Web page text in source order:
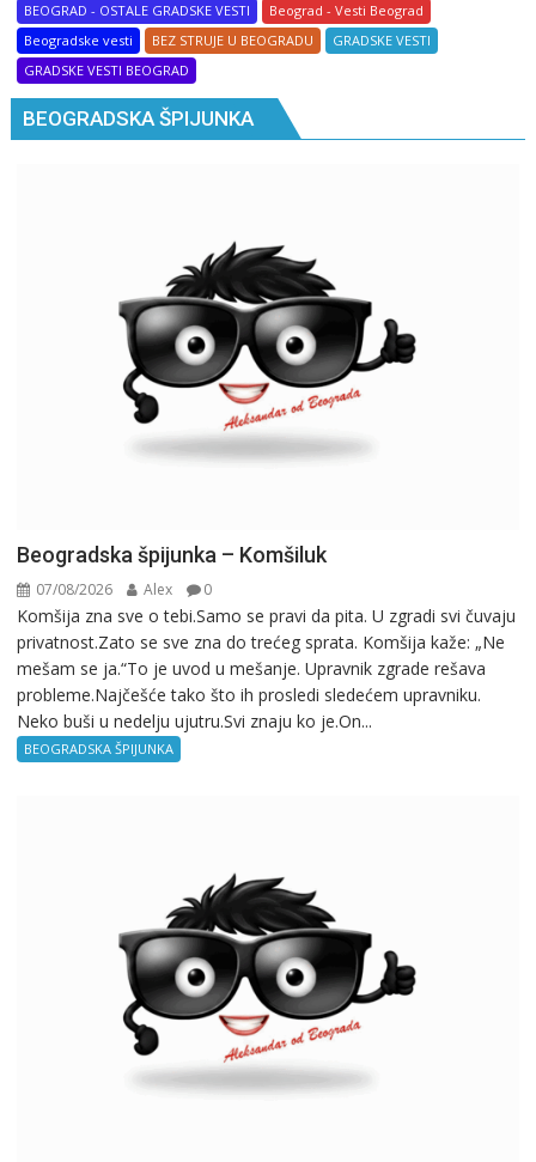
BEOGRAD - OSTALE GRADSKE VESTI
Beograd - Vesti Beograd
Beogradske vesti
BEZ STRUJE U BEOGRADU
GRADSKE VESTI
GRADSKE VESTI BEOGRAD
BEOGRADSKA ŠPIJUNKA
Beogradska špijunka – Komšiluk
07/08/2026 Alex 0
Komšija zna sve o tebi.Samo se pravi da pita. U zgradi svi čuvaju
privatnost.Zato se sve zna do trećeg sprata. Komšija kaže: „Ne
mešam se ja.“To je uvod u mešanje. Upravnik zgrade rešava
probleme.Najčešće tako što ih prosledi sledećem upravniku.
Neko buši u nedelju ujutru.Svi znaju ko je.On...
BEOGRADSKA ŠPIJUNKA